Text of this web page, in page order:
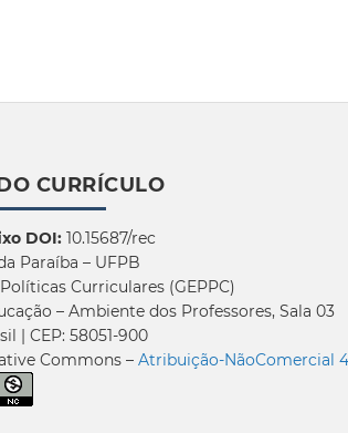
CURRÍCULO
DOI:10.15687/rec
Paraíba – UFPB
Curriculares (GEPPC)
– Ambiente dos Professores, Sala 03
| CEP: 58051-900
Commons – Atribuição-NãoComercial